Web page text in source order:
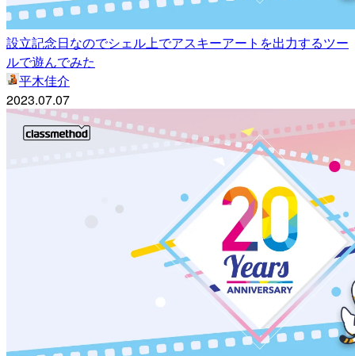
設立記念日なのでシェル上でアスキーアートを出力するツー
ルで遊んでみた
平木佳介
2023.07.07